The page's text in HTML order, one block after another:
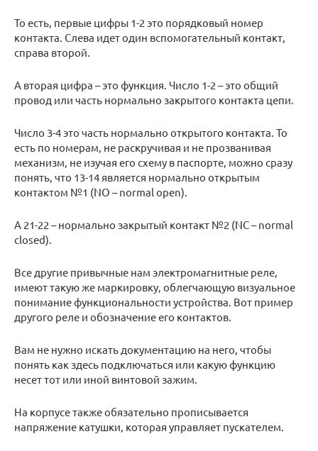
То есть, первые цифры 1-2 это порядковый номер
контакта. Слева идет один вспомогательный контакт,
справа второй.
А вторая цифра – это функция. Число 1-2 – это общий
провод или часть нормально закрытого контакта цепи.
Число 3-4 это часть нормально открытого контакта. То
есть по номерам, не раскручивая и не прозванивая
механизм, не изучая его схему в паспорте, можно сразу
понять, что 13-14 является нормально открытым
контактом №1 (NO – normal open).
А 21-22 – нормально закрытый контакт №2 (NC – normal
closed).
Все другие привычные нам электромагнитные реле,
имеют такую же маркировку, облегчающую визуальное
понимание функциональности устройства. Вот пример
другого реле и обозначение его контактов.
Вам не нужно искать документацию на него, чтобы
понять как здесь подключаться или какую функцию
несет тот или иной винтовой зажим.
На корпусе также обязательно прописывается
напряжение катушки, которая управляет пускателем.